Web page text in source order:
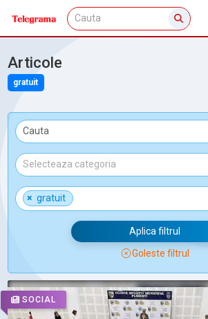
Articole
gratuit
× gratuit
Aplica filtrul
Goleste filtrul
SOCIAL